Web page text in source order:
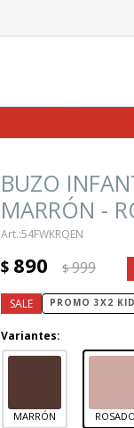
BUZO
MARRÓN -
54FWKRQEN
$ 890 $999
PROMO 3X2
Variantes:
MARRÓN ROSADO